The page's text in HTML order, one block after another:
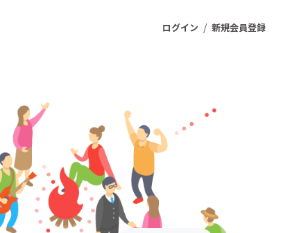
ログイン / 新規会員登録
プロダクト
ファッション
スポーツ